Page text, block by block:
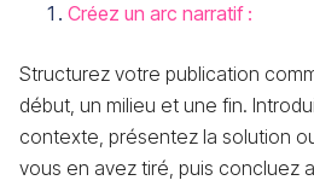
Créez un arc narratif :
Structurez votre publication
début, un milieu et une fin.
contexte, présentez la solution
vous en avez tiré, puis concluez